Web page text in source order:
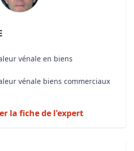
vénale en biens
vénale biens commerciaux
la fiche de l'expert